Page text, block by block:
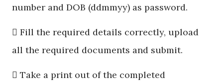
number and DOB (ddmmyy) as password.
 Fill the required details correctly, upload
all the required documents and submit.
 Take a print out of the completed